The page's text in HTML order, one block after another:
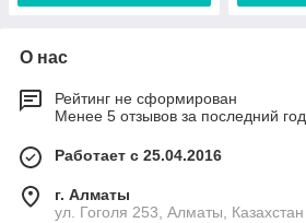
О нас
Рейтинг не сформирован
Менее 5 отзывов за последний год
Работает с 25.04.2016
г. Алматы
ул. Гоголя 253, Алматы, Казахстан